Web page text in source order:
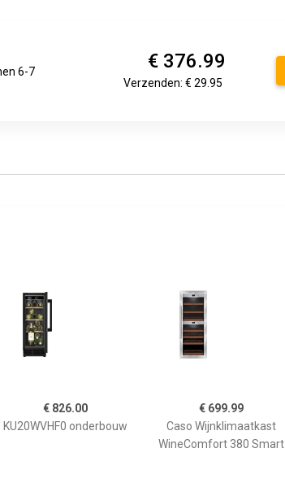
6-7
€ 376.99
Verzenden: € 29.95
€ 826.00
KU20WVHF0 onderbouw
€ 699.99
Caso Wijnklimaatkast
WineComfort 380 Smart